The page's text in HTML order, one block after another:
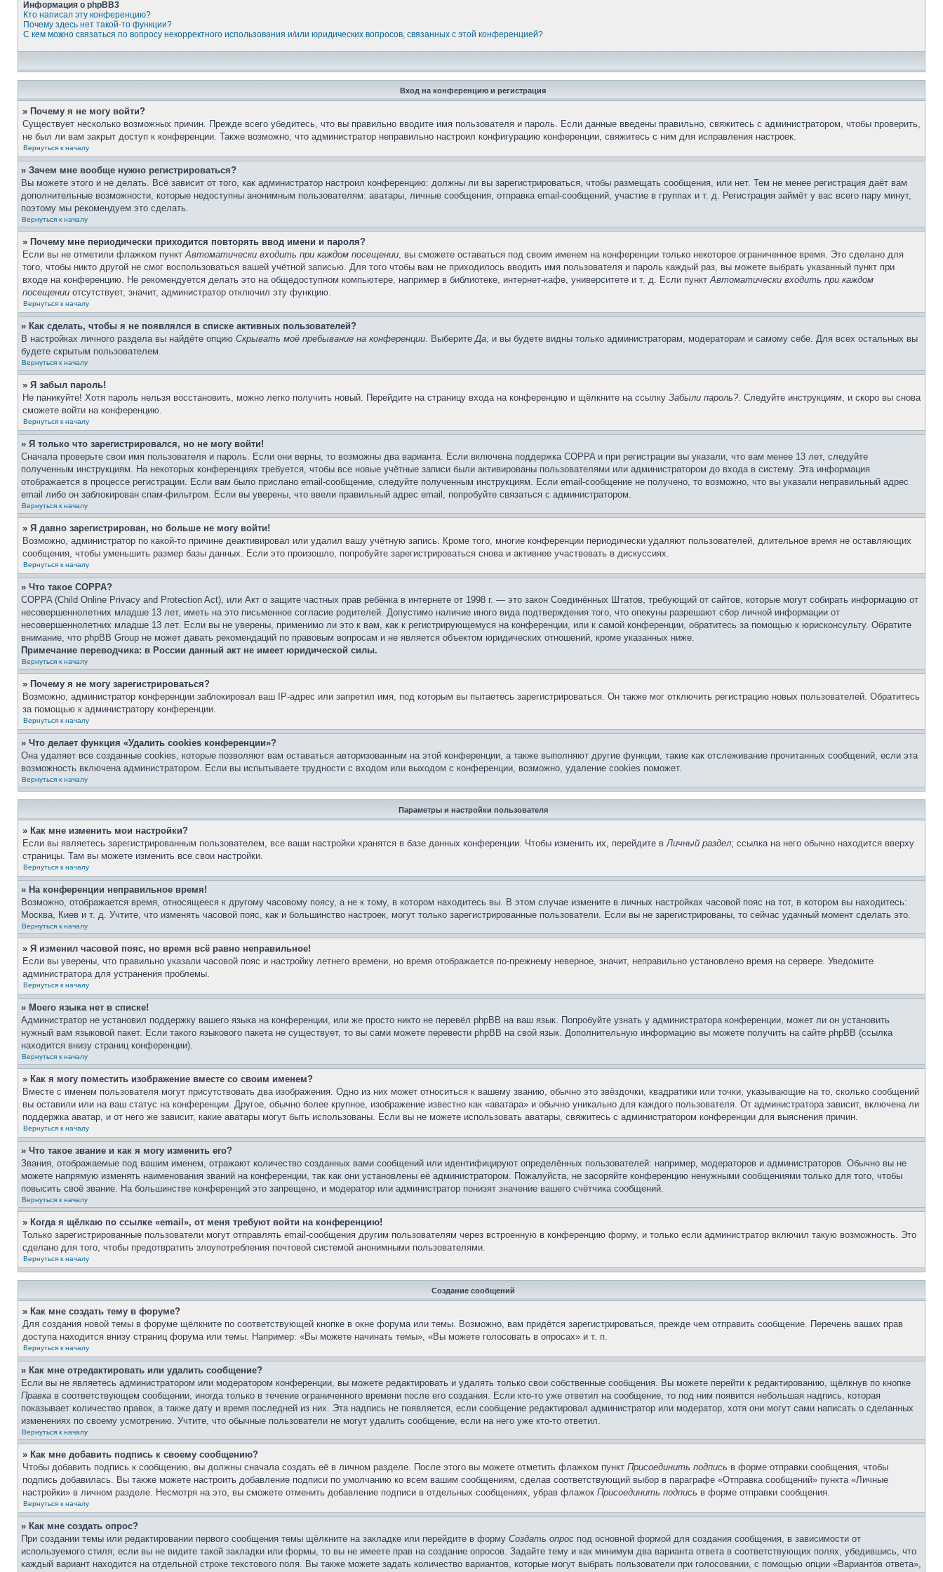
Информация о phpBB3
Кто написал эту конференцию?
Почему здесь нет такой-то функции?
С кем можно связаться по вопросу некорректного использования и/или юридических вопросов, связанных с этой конференцией?
Вход на конференцию и регистрация
» Почему я не могу войти?
Существует несколько возможных причин. Прежде всего убедитесь, что вы правильно вводите имя пользователя и пароль. Если данные введены правильно, свяжитесь с администратором, чтобы проверить,
не был ли вам закрыт доступ к конференции. Также возможно, что администратор неправильно настроил конфигурацию конференции, свяжитесь с ним для исправления настроек.
Вернуться к началу
» Зачем мне вообще нужно регистрироваться?
Вы можете этого и не делать. Всё зависит от того, как администратор настроил конференцию: должны ли вы зарегистрироваться, чтобы размещать сообщения, или нет. Тем не менее регистрация даёт вам
дополнительные возможности, которые недоступны анонимным пользователям: аватары, личные сообщения, отправка email-сообщений, участие в группах и т. д. Регистрация займёт у вас всего пару минут,
поэтому мы рекомендуем это сделать.
Вернуться к началу
» Почему мне периодически приходится повторять ввод имени и пароля?
Если вы не отметили флажком пунктАвтоматически входить при каждом посещении, вы сможете оставаться под своим именем на конференции только некоторое ограниченное время. Это сделано для
того, чтобы никто другой не смог воспользоваться вашей учётной записью. Для того чтобы вам не приходилось вводить имя пользователя и пароль каждый раз, вы можете выбрать указанный пункт при
входе на конференцию. Не рекомендуется делать это на общедоступном компьютере, например в библиотеке, интернет-кафе, университете и т. д. Если пунктАвтоматически входить при каждом
посещении отсутствует, значит, администратор отключил эту функцию.
Вернуться к началу
» Как сделать, чтобы я не появлялся в списке активных пользователей?
В настройках личного раздела вы найдёте опцию Скрывать моё пребывание на конференции. ВыберитеДа, и вы будете видны только администраторам, модераторам и самому себе. Для всех остальных вы
будете скрытым пользователем.
Вернуться к началу
» Я забыл пароль!
Не паникуйте! Хотя пароль нельзя восстановить, можно легко получить новый. Перейдите на страницу входа на конференцию и щёлкните на ссылку Забыли пароль?. Следуйте инструкциям, и скоро вы снова
сможете войти на конференцию.
Вернуться к началу
» Я только что зарегистрировался, но не могу войти!
Сначала проверьте свои имя пользователя и пароль. Если они верны, то возможны два варианта. Если включена поддержка COPPA и при регистрации вы указали, что вам менее 13 лет, следуйте
полученным инструкциям. На некоторых конференциях требуется, чтобы все новые учётные записи были активированы пользователями или администратором до входа в систему. Эта информация
отображается в процессе регистрации. Если вам было прислано email-сообщение, следуйте полученным инструкциям. Если email-сообщение не получено, то возможно, что вы указали неправильный адрес
email либо он заблокирован спам-фильтром. Если вы уверены, что ввели правильный адрес email, попробуйте связаться с администратором.
Вернуться к началу
» Я давно зарегистрирован, но больше не могу войти!
Возможно, администратор по какой-то причине деактивировал или удалил вашу учётную запись. Кроме того, многие конференции периодически удаляют пользователей, длительное время не оставляющих
сообщения, чтобы уменьшить размер базы данных. Если это произошло, попробуйте зарегистрироваться снова и активнее участвовать в дискуссиях.
Вернуться к началу
» Что такое COPPA?
COPPA (Child Online Privacy and Protection Act), или Акт о защите частных прав ребёнка в интернете от 1998 г. — это закон Соединённых Штатов, требующий от сайтов, которые могут собирать информацию от
несовершеннолетних младше 13 лет, иметь на это письменное согласие родителей. Допустимо наличие иного вида подтверждения того, что опекуны разрешают сбор личной информации от
несовершеннолетних младше 13 лет. Если вы не уверены, применимо ли это к вам, как к регистрирующемуся на конференции, или к самой конференции, обратитесь за помощью к юрисконсульту. Обратите
внимание, что phpBB Group не может давать рекомендаций по правовым вопросам и не является объектом юридических отношений, кроме указанных ниже.
Примечание переводчика: в России данный акт не имеет юридической силы.
Вернуться к началу
» Почему я не могу зарегистрироваться?
Возможно, администратор конференции заблокировал ваш IP-адрес или запретил имя, под которым вы пытаетесь зарегистрироваться. Он также мог отключить регистрацию новых пользователей. Обратитесь
за помощью к администратору конференции.
Вернуться к началу
» Что делает функция «Удалить cookies конференции»?
Она удаляет все созданные cookies, которые позволяют вам оставаться авторизованным на этой конференции, а также выполняют другие функции, такие как отслеживание прочитанных сообщений, если эта
возможность включена администратором. Если вы испытываете трудности с входом или выходом с конференции, возможно, удаление cookies поможет.
Вернуться к началу
Параметры и настройки пользователя
» Как мне изменить мои настройки?
Если вы являетесь зарегистрированным пользователем, все ваши настройки хранятся в базе данных конференции. Чтобы изменить их, перейдите вЛичный раздел; ссылка на него обычно находится вверху
страницы. Там вы можете изменить все свои настройки.
Вернуться к началу
» На конференции неправильное время!
Возможно, отображается время, относящееся к другому часовому поясу, а не к тому, в котором находитесь вы. В этом случае измените в личных настройках часовой пояс на тот, в котором вы находитесь:
Москва, Киев и т. д. Учтите, что изменять часовой пояс, как и большинство настроек, могут только зарегистрированные пользователи. Если вы не зарегистрированы, то сейчас удачный момент сделать это.
Вернуться к началу
» Я изменил часовой пояс, но время всё равно неправильное!
Если вы уверены, что правильно указали часовой пояс и настройку летнего времени, но время отображается по-прежнему неверное, значит, неправильно установлено время на сервере. Уведомите
администратора для устранения проблемы.
Вернуться к началу
» Моего языка нет в списке!
Администратор не установил поддержку вашего языка на конференции, или же просто никто не перевёл phpBB на ваш язык. Попробуйте узнать у администратора конференции, может ли он установить
нужный вам языковой пакет. Если такого языкового пакета не существует, то вы сами можете перевести phpBB на свой язык. Дополнительную информацию вы можете получить на сайте phpBB (ссылка
находится внизу страниц конференции).
Вернуться к началу
» Как я могу поместить изображение вместе со своим именем?
Вместе с именем пользователя могут присутствовать два изображения. Одно из них может относиться к вашему званию, обычно это звёздочки, квадратики или точки, указывающие на то, сколько сообщений
вы оставили или на ваш статус на конференции. Другое, обычно более крупное, изображение известно как «аватара» и обычно уникально для каждого пользователя. От администратора зависит, включена ли
поддержка аватар, и от него же зависит, какие аватары могут быть использованы. Если вы не можете использовать аватары, свяжитесь с администратором конференции для выяснения причин.
Вернуться к началу
» Что такое звание и как я могу изменить его?
Звания, отображаемые под вашим именем, отражают количество созданных вами сообщений или идентифицируют определённых пользователей: например, модераторов и администраторов. Обычно вы не
можете напрямую изменять наименования званий на конференции, так как они установлены её администратором. Пожалуйста, не засоряйте конференцию ненужными сообщениями только для того, чтобы
повысить своё звание. На большинстве конференций это запрещено, и модератор или администратор понизят значение вашего счётчика сообщений.
Вернуться к началу
» Когда я щёлкаю по ссылке «email», от меня требуют войти на конференцию!
Только зарегистрированные пользователи могут отправлять email-сообщения другим пользователям через встроенную в конференцию форму, и только если администратор включил такую возможность. Это
сделано для того, чтобы предотвратить злоупотребления почтовой системой анонимными пользователями.
Вернуться к началу
Создание сообщений
» Как мне создать тему в форуме?
Для создания новой темы в форуме щёлкните по соответствующей кнопке в окне форума или темы. Возможно, вам придётся зарегистрироваться, прежде чем отправить сообщение. Перечень ваших прав
доступа находится внизу страниц форума или темы. Например: «Вы можете начинать темы», «Вы можете голосовать в опросах» и т. п.
Вернуться к началу
» Как мне отредактировать или удалить сообщение?
Если вы не являетесь администратором или модератором конференции, вы можете редактировать и удалять только свои собственные сообщения. Вы можете перейти к редактированию, щёлкнув по кнопке
Правка в соответствующем сообщении, иногда только в течение ограниченного времени после его создания. Если кто-то уже ответил на сообщение, то под ним появится небольшая надпись, которая
показывает количество правок, а также дату и время последней из них. Эта надпись не появляется, если сообщение редактировал администратор или модератор, хотя они могут сами написать о сделанных
изменениях по своему усмотрению. Учтите, что обычные пользователи не могут удалить сообщение, если на него уже кто-то ответил.
Вернуться к началу
» Как мне добавить подпись к своему сообщению?
Чтобы добавить подпись к сообщению, вы должны сначала создать её в личном разделе. После этого вы можете отметить флажком пункт Присоединить подпись в форме отправки сообщения, чтобы
подпись добавилась. Вы также можете настроить добавление подписи по умолчанию ко всем вашим сообщениям, сделав соответствующий выбор в параграфе «Отправка сообщений» пункта «Личные
настройки» в личном разделе. Несмотря на это, вы сможете отменить добавление подписи в отдельных сообщениях, убрав флажок Присоединить подпись в форме отправки сообщения.
Вернуться к началу
» Как мне создать опрос?
При создании темы или редактировании первого сообщения темы щёлкните на закладке или перейдите в форму Создать опрос под основной формой для создания сообщения, в зависимости от
используемого стиля; если вы не видите такой закладки или формы, то вы не имеете прав на создание опросов. Задайте тему и как минимум два варианта ответа в соответствующих полях, убедившись, что
каждый вариант находится на отдельной строке текстового поля. Вы также можете задать количество вариантов, которые могут выбрать пользователи при голосовании, с помощью опции «Вариантов ответа»,